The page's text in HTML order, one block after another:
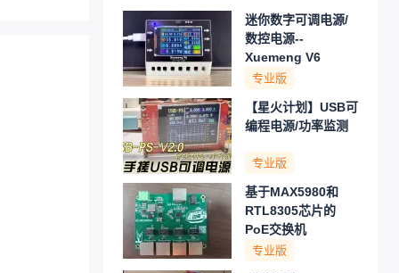
迷你数字可调电源/
数控电源--
Xuemeng V6
专业版
【星火计划】USB可
编程电源/功率监测
专业版
基于MAX5980和
RTL8305芯片的
PoE交换机
专业版